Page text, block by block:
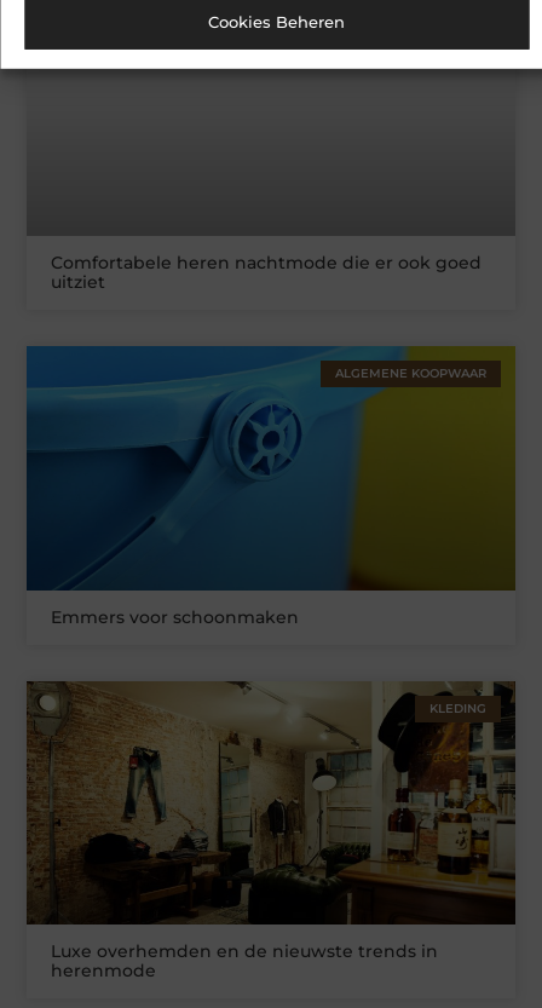
Cookies Beheren
Comfortabele heren nachtmode die er ook goed
uitziet
ALGEMENE KOOPWAAR
Emmers voor schoonmaken
KLEDING
Luxe overhemden en de nieuwste trends in
herenmode